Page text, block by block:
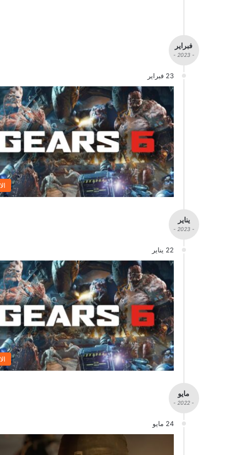
فبراير
- 2023 -
23 فبراير
يناير
- 2023 -
22 يناير
مايو
- 2022 -
24 مايو